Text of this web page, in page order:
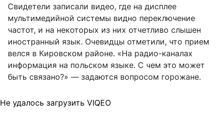
Свидетели записали видео, где на дисплее
мультимедийной системы видно переключение
частот, и на некоторых из них отчетливо слышен
иностранный язык. Очевидцы отметили, что прием
велся в Кировском районе. «На радио-каналах
информация на польском языке. С чем это может
быть связано?» — задаются вопросом горожане.
Не удалось загрузить VIQEO